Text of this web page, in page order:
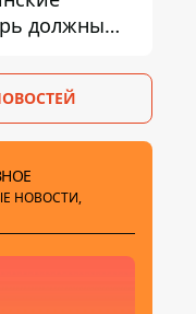
должны
ЕС
НОВОСТИ,